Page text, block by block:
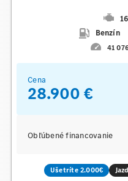
Benzín
41
Cena
28.900 €
Obľúbené financovanie
Ušetríte 2.000€